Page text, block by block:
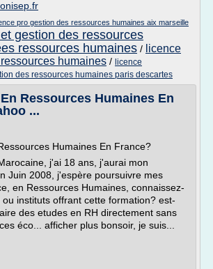
pro gestion des ressources humaines aix marseille
gestion des ressources
ressources humaines / licence
humaines / licence
des ressources humaines paris descartes
Ressources Humaines En
...
Humaines En France?
j'ai 18 ans, j'aurai mon
Juin 2008, j'espère poursuivre mes
en Ressources Humaines, connaissez-
instituts offrant cette formation? est-
des etudes en RH directement sans
éco... afficher plus bonsoir, je suis...